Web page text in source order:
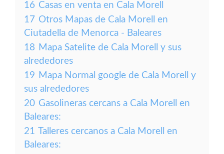
16 Casas en venta en Cala Morell
17 Otros Mapas de Cala Morell en
Ciutadella de Menorca - Baleares
18 Mapa Satelite de Cala Morell y sus
alrededores
19 Mapa Normal google de Cala Morell y
sus alrededores
20 Gasolineras cercans a Cala Morell en
Baleares:
21 Talleres cercanos a Cala Morell en
Baleares: